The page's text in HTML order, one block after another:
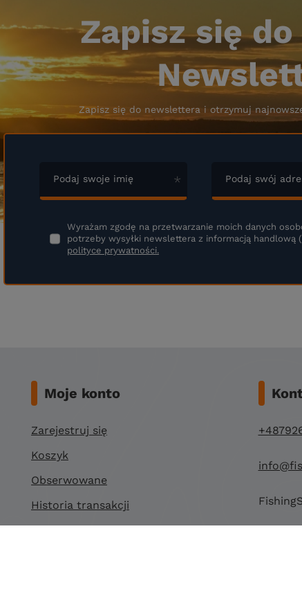
Zapisz się do
Zapisz się do newslettera i otrzymuj
Podaj swoje imię Podaj swój
Wyrażam zgodę na przetwarzanie moich danych
potrzeby wysyłki newslettera z informacją handlową
polityce prywatności.
Moje konto
Zarejestruj się
Koszyk
Obserwowane
Historia transakcji